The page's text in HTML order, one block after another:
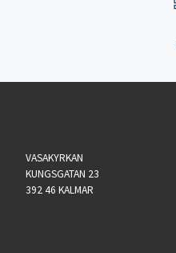
VASAKYRKAN
KUNGSGATAN 23
392 46 KALMAR